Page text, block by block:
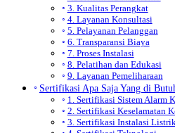
3. Kualitas Perangkat
4. Layanan Konsultasi
5. Pelayanan Pelanggan
6. Transparansi Biaya
7. Proses Instalasi
8. Pelatihan dan Edukasi
9. Layanan Pemeliharaan
Sertifikasi Apa Saja Yang di
1. Sertifikasi Sistem Alarm
2. Sertifikasi Keselamatan
3. Sertifikasi Instalasi Listrik